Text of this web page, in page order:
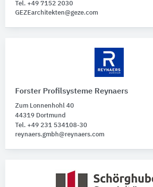
Tel. +49 7152 2030
GEZEarchitekten@geze.com
Forster Profilsysteme Reynaers
Zum Lonnenhohl 40
44319 Dortmund
Tel. +49 231 534108-30
reynaers.gmbh@reynaers.com